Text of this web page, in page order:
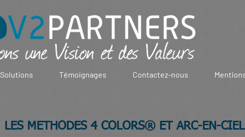
Solutions Témoignages Contactez-nous
LES METHODES 4 COLORS® ET ARC-EN-